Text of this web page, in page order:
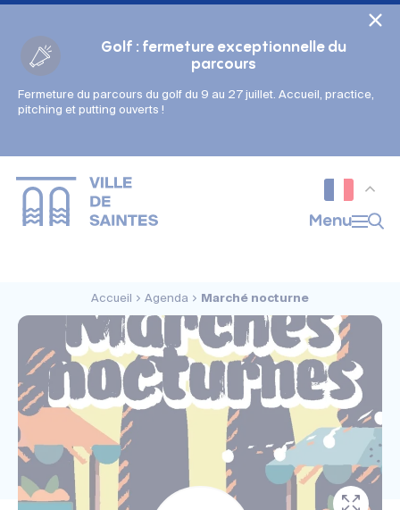
Golf : fermeture exceptionnelle du
parcours
Fermeture du parcours du golf du 9 au 27 juillet. Accueil, practice,
pitching et putting ouverts !
Menu
Accueil Agenda Marché nocturne
Gestion des couleurs :
Police adaptée (dyslexie) :
Interlignage :
Par défaut
Augmenté
Taille du texte :
Très petite
Petite Défaut
Grande
Très grande
Affichage des images & vidéos :
Par défaut
Masquées
Cookies management panel